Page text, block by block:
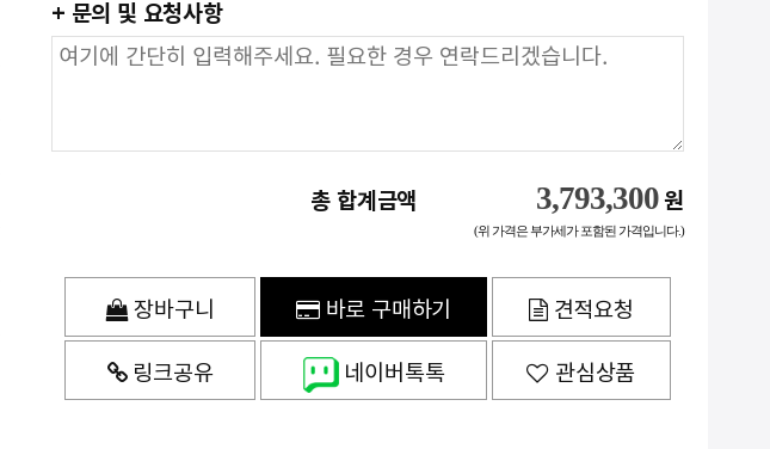
+ 문의 및 요청사항
총 합계금액 3,793,300 원
(위 가격은 부가세가 포함된 가격입니다.)
장바구니 바로 구매하기 견적요청
링크공유 네이버톡톡 관심상품